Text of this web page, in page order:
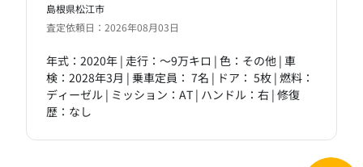
島根県松江市
査定依頼日：2026年08月03日
年式：2020年 | 走行：～9万キロ | 色：その他 | 車
検：2028年3月 | 乗車定員： 7名 | ドア： 5枚 | 燃料：
ディーゼル | ミッション：AT | ハンドル：右 | 修復
歴：なし